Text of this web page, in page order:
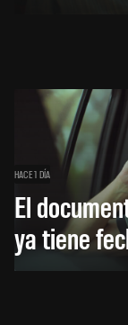
HACE 1 DÍA
El
ya tiene